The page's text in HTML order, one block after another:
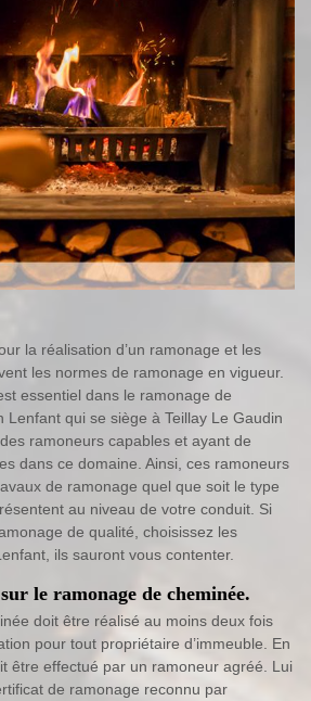
la réalisation d’un ramonage et les
les normes de ramonage en vigueur.
essentiel dans le ramonage de
Lenfant qui se siège à Teillay Le Gaudin
ramoneurs capables et ayant de
dans ce domaine. Ainsi, ces ramoneurs
de ramonage quel que soit le type
au niveau de votre conduit. Si
de qualité, choisissez les
ils sauront vous contenter.
le ramonage de cheminée.
doit être réalisé au moins deux fois
pour tout propriétaire d’immeuble. En
être effectué par un ramoneur agréé. Lui
de ramonage reconnu par